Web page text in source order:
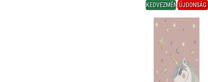
KEDVEZMÉNYÚJDONSÁG